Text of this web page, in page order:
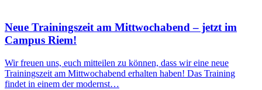
Neue Trainingszeit am Mittwochabend – jetzt im
Campus Riem!
Wir freuen uns, euch mitteilen zu können, dass wir eine neue
Trainingszeit am Mittwochabend erhalten haben! Das Training
findet in einem der modernst…